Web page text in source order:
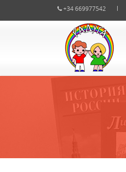
+34 669977542